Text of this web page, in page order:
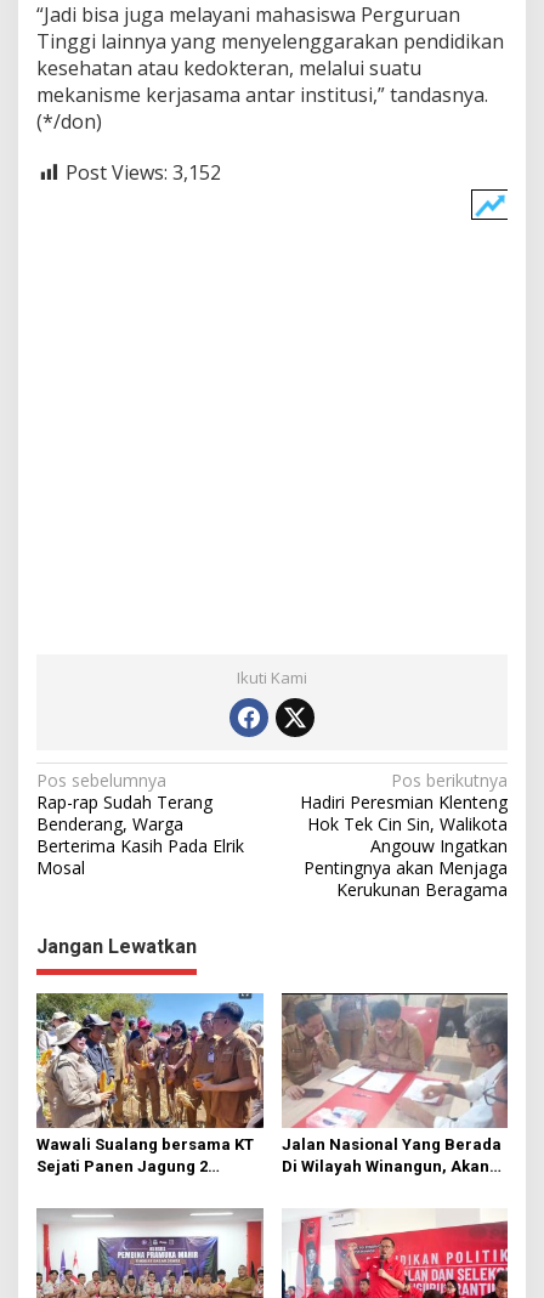
“Jadi bisa juga melayani mahasiswa Perguruan
Tinggi lainnya yang menyelenggarakan pendidikan
kesehatan atau kedokteran, melalui suatu
mekanisme kerjasama antar institusi,” tandasnya.
(*/don)
Post Views: 3,152
Ikuti Kami
N
a
v
a
s
i
p
o
s
Pos sebelumnya
Rap-rap Sudah Terang
Benderang, Warga
Berterima Kasih Pada Elrik
Mosal
Pos berikutnya
Hadiri Peresmian Klenteng
Hok Tek Cin Sin, Walikota
Angouw Ingatkan
Pentingnya akan Menjaga
Kerukunan Beragama
Jangan Lewatkan
Wawali Sualang bersama KT
Sejati Panen Jagung 2
Jalan Nasional Yang Berada
Di Wilayah Winangun, Akan